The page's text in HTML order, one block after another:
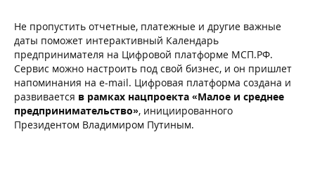
Не пропустить отчетные, платежные и другие важные
даты поможет интерактивный Календарь
предпринимателя на Цифровой платформе МСП.РФ.
Сервис можно настроить под свой бизнес, и он пришлет
напоминания на e-mail. Цифровая платформа создана и
развивается в рамках нацпроекта «Малое и среднее
предпринимательство», инициированного
Президентом Владимиром Путиным.